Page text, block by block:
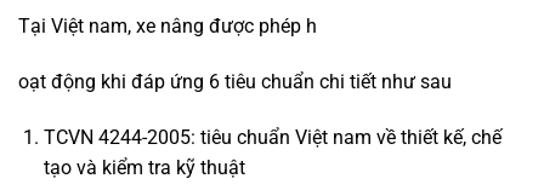
Tại Việt nam, xe nâng được phép h
oạt động khi đáp ứng 6 tiêu chuẩn chi tiết như sau
TCVN 4244-2005: tiêu chuẩn Việt nam về thiết kế, chế
tạo và kiểm tra kỹ thuật